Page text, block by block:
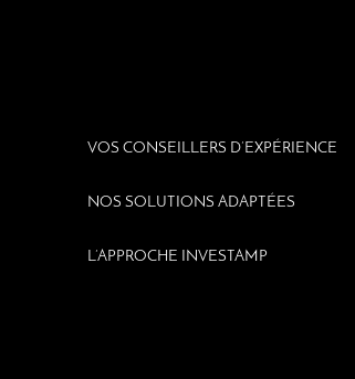
VOS CONSEILLERS D’EXPÉRIENCE
NOS SOLUTIONS ADAPTÉES
L’APPROCHE INVESTAMP